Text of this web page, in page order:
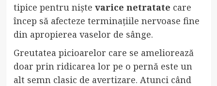
tipice pentru niște varice netratate care
încep să afecteze terminațiile nervoase fine
din apropierea vaselor de sânge.
Greutatea picioarelor care se ameliorează
doar prin ridicarea lor pe o pernă este un
alt semn clasic de avertizare. Atunci când